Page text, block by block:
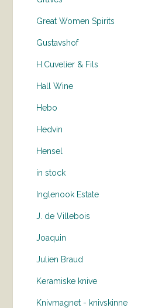
Great Women Spirits
Gustavshof
H.Cuvelier & Fils
Hall Wine
Hebo
Hedvin
Hensel
in stock
Inglenook Estate
J. de Villebois
Joaquin
Julien Braud
Keramiske knive
Knivmagnet - knivskinne